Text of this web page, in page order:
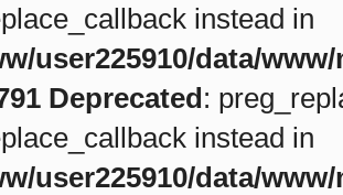
instead in
user225910/data/
Deprecated:
instead in
user225910/data/